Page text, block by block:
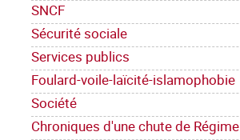
SNCF
Sécurité sociale
Services publics
Foulard-voile-laïcité-islamophobie
Société
Chroniques d'une chute de Régime